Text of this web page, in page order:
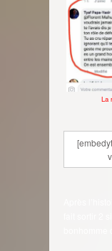
La